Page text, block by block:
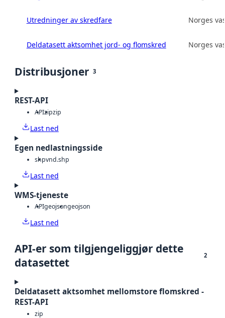
Utredninger av skredfare Norges
Deldatasett aktsomhet jord- og flomskred Norges
Distribusjoner 3
REST-API
APIzipzip
Last ned
Egen nedlastningsside
shpvnd.shp
Last ned
WMS-tjeneste
APIgeojsongeojson
Last ned
API-er som tilgjengeliggjør dette
datasettet
2
Deldatasett aktsomhet mellomstore flomskred -
REST-API
zip